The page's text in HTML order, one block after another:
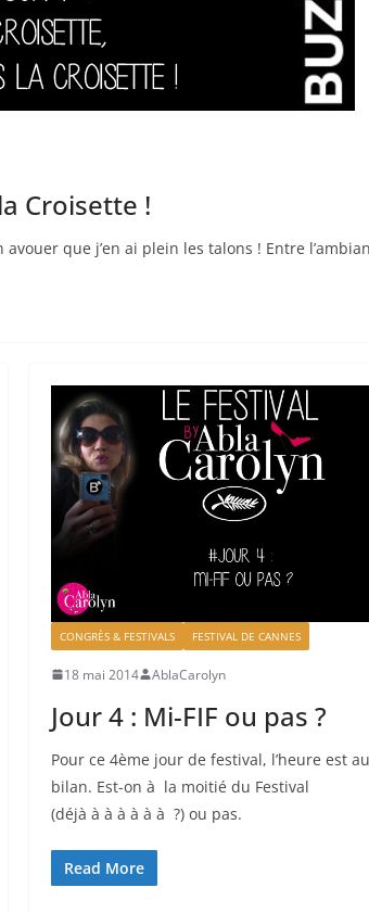
Croisette !
que j’en ai plein les talons ! Entre
CONGRÈS & FESTIVALS FESTIVAL DE CANNES
18 mai 2014 AblaCarolyn
Jour 4 : Mi-FIF ou pas ?
Pour ce 4ème jour de festival, l’heure est
bilan. Est-on à la moitié du Festival
(déjà à à à à à à ?) ou pas.
Read More